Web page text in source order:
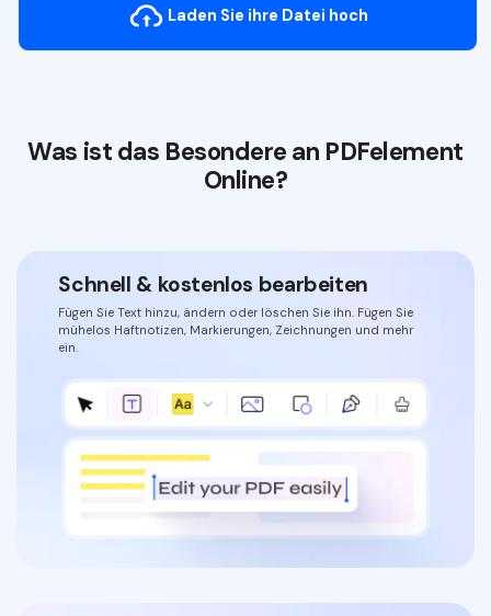
Laden Sie ihre Datei hoch
Was ist das Besondere an PDFelement
Online?
Schnell & kostenlos bearbeiten
Fügen Sie Text hinzu, ändern oder löschen Sie ihn. Fügen Sie
mühelos Haftnotizen, Markierungen, Zeichnungen und mehr
ein.